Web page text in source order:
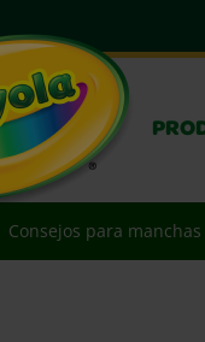
Consejos para manchas